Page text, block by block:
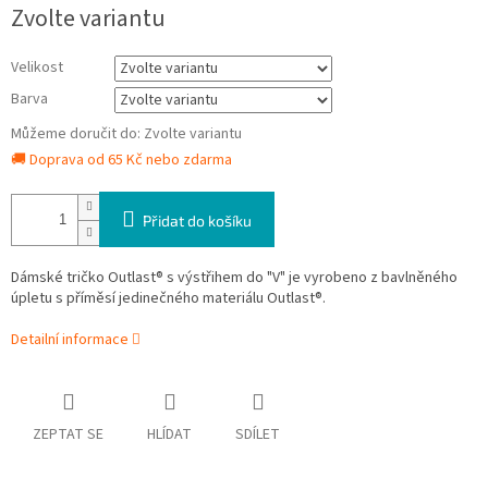
cena:
Zvolte variantu
Velikost
Barva
Můžeme doručit do: Zvolte variantu
🚚 Doprava od 65 Kč nebo zdarma
Přidat do košíku
Dámské tričko Outlast® s výstřihem do "V" je vyrobeno z bavlněného
úpletu s příměsí jedinečného materiálu Outlast®.
Detailní informace
ZEPTAT SE HLÍDAT SDÍLET